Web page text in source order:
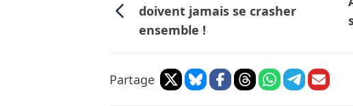
doivent jamais se crasher
ensemble !
Partage